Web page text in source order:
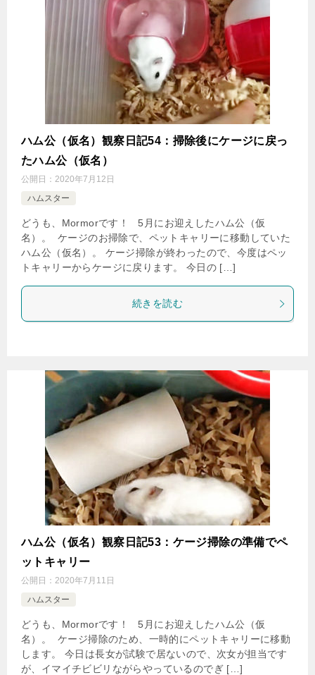
ハム公（仮名）観察日記54：掃除後にケージに戻っ
たハム公（仮名）
公開日： 2020年7月12日
ハムスター
どうも、Mormorです！ 5月にお迎えしたハム公（仮
名）。 ケージのお掃除で、ペットキャリーに移動していた
ハム公（仮名）。 ケージ掃除が終わったので、今度はペッ
トキャリーからケージに戻ります。 今日の […]
続きを読む
ハム公（仮名）観察日記53：ケージ掃除の準備でペ
ットキャリー
公開日： 2020年7月11日
ハムスター
どうも、Mormorです！ 5月にお迎えしたハム公（仮
名）。 ケージ掃除のため、一時的にペットキャリーに移動
します。 今日は長女が試験で居ないので、次女が担当です
が、イマイチビビリながらやっているのでぎ […]